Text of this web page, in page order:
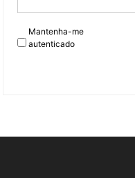
Mantenha-me
autenticado